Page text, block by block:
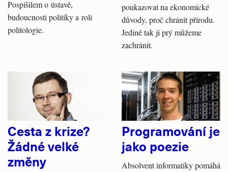
Pospíšilem o ústavě,
budoucnosti politiky a roli
politologie.
poukazovat na ekonomické
důvody, proč chránit přírodu.
Jedině tak ji prý můžeme
zachránit.
Cesta z krize?
Žádné velké
změny
Programování je
jako poezie
Absolvent informatiky pomáhá